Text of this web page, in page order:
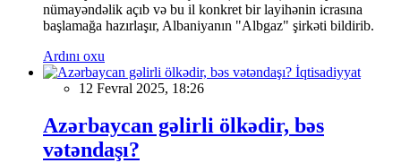
nümayəndəlik açıb və bu il konkret bir layihənin icrasına
başlamağa hazırlaşır, Albaniyanın "Albgaz" şirkəti bildirib.
Ardını oxu
İqtisadiyyat
12 Fevral 2025, 18:26
Azərbaycan gəlirli ölkədir, bəs
vətəndaşı?